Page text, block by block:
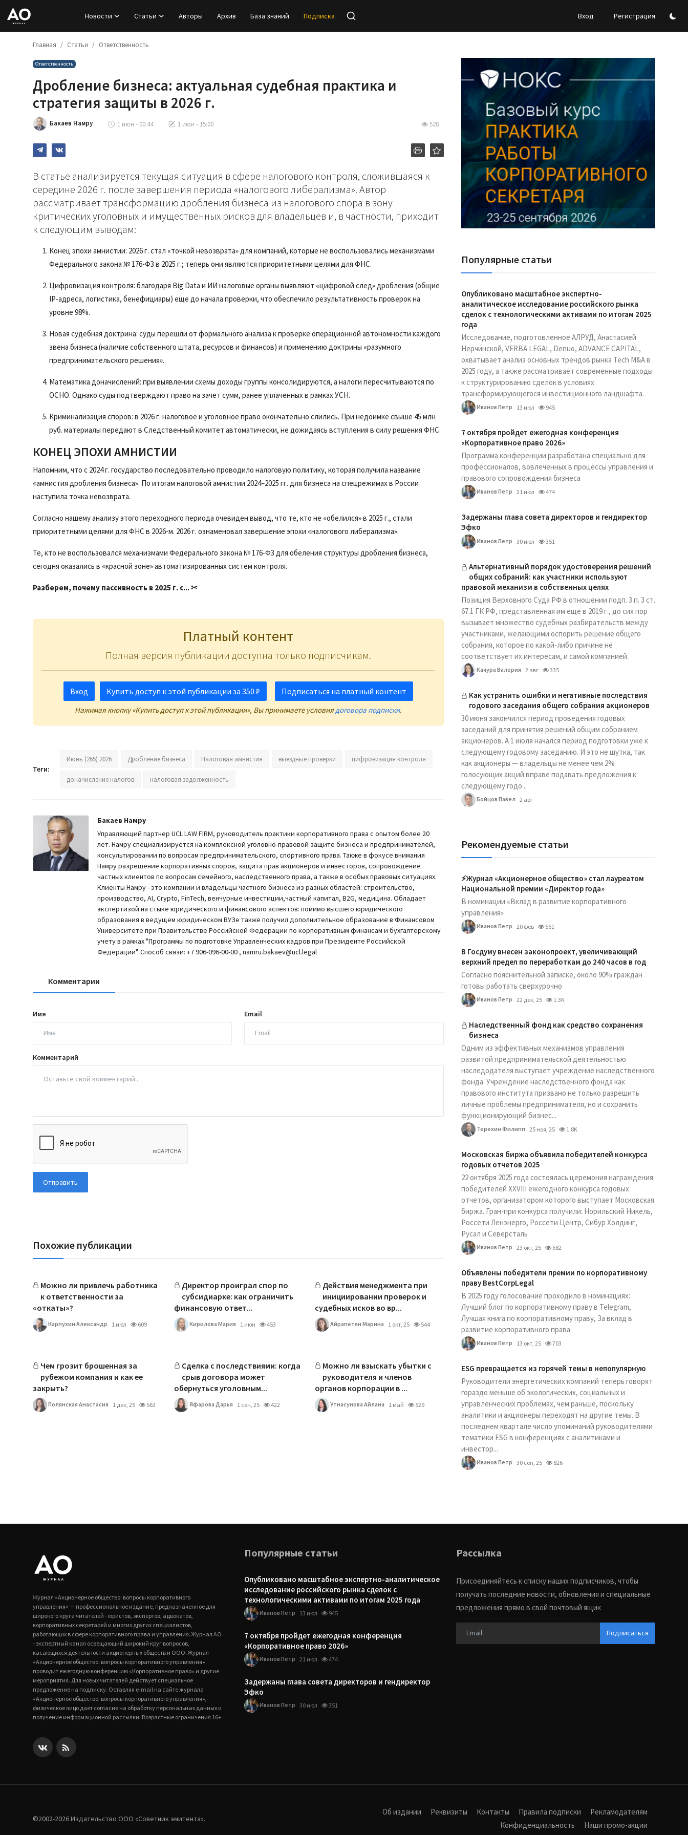
Новости Статьи Авторы Архив База знаний Подписка Вход Регистрация
Статьи
База знаний
Подписка
Главная Статьи Ответственность
Ответственность
Дробление бизнеса: актуальная судебная практика и
стратегия защиты в 2026 г.
Бакаев Намру 1 июн - 00:44 1 июн - 15:00 528
В статье анализируется текущая ситуация в сфере налогового контроля, сложившаяся к
середине 2026 г. после завершения периода «налогового либерализма». Автор
рассматривает трансформацию дробления бизнеса из налогового спора в зону
критических уголовных и имущественных рисков для владельцев и, в частности, приходит
к следующим выводам:
Конец эпохи амнистии: 2026 г. стал «точкой невозврата» для компаний, которые не воспользовались механизмами
Федерального закона № 176-ФЗ в 2025 г.; теперь они являются приоритетными целями для ФНС.
Цифровизация контроля: благодаря Big Data и ИИ налоговые органы выявляют «цифровой след» дробления (общие
IP-адреса, логистика, бенефициары) еще до начала проверки, что обеспечило результативность проверок на
уровне 98%.
Новая судебная доктрина: суды перешли от формального анализа к проверке операционной автономности каждого
звена бизнеса (наличие собственного штата, ресурсов и финансов) и применению доктрины «разумного
предпринимательского решения».
Математика доначислений: при выявлении схемы доходы группы консолидируются, а налоги пересчитываются по
ОСНО. Однако суды подтверждают право на зачет сумм, ранее уплаченных в рамках УСН.
Криминализация споров: в 2026 г. налоговое и уголовное право окончательно слились. При недоимке свыше 45 млн
руб. материалы передают в Следственный комитет автоматически, не дожидаясь вступления в силу решения ФНС.
КОНЕЦ ЭПОХИ АМНИСТИИ
Напомним, что с 2024 г. государство последовательно проводило налоговую политику, которая получила название
«амнистия дробления бизнеса». По итогам налоговой амнистии 2024–2025 гг. для бизнеса на спецрежимах в России
наступила точка невозврата.
Согласно нашему анализу этого переходного периода очевиден вывод, что те, кто не «обелился» в 2025 г., стали
приоритетными целями для ФНС в 2026-м. 2026 г. ознаменовал завершение эпохи «налогового либерализма».
Те, кто не воспользовался механизмами Федерального закона № 176-ФЗ для обеления структуры дробления бизнеса,
сегодня оказались в «красной зоне» автоматизированных систем контроля.
Разберем, почему пассивность в 2025 г. с... ✂
Платный контент
Полная версия публикации доступна только подписчикам.
Вход Купить доступ к этой публикации за 350 ₽ Подписаться на платный контент
Нажимая кнопку «Купить доступ к этой публикации», Вы принимаете условиядоговора подписки.
Теги:
Июнь (265) 2026 Дробление бизнеса Налоговая амнистия выездные проверки цифровизация контроля
доначисление налогов налоговая задолженность
Бакаев Намру
Управляющий партнер UCL LAW FIRM, руководитель практики корпоративного права с опытом более 20
лет. Намру специализируется на комплексной уголовно-правовой защите бизнеса и предпринимателей,
консультировании по вопросам предпринимательского, спортивного права. Также в фокусе внимания
Намру разрешение корпоративных споров, защита прав акционеров и инвесторов, сопровождение
частных клиентов по вопросам семейного, наследственного права, а также в особых правовых ситуациях.
Клиенты Намру - это компании и владельцы частного бизнеса из разных областей: строительство,
производство, AI, Crypto, FinTech, венчурные инвестиции,частный капитал, B2G, медицина. Обладает
экспертизой на стыке юридического и финансового аспектов: помимо высшего юридического
образования в ведущем юридическом ВУЗе также получил дополнительное образование в Финансовом
Университете при Правительстве Российской Федерации по корпоративным финансам и бухгалтерскому
учету в рамках "Программы по подготовке Управленческих кадров при Президенте Российской
Федерации". Способ связи: +7 906-096-00-00 , namru.bakaev@ucl.legal
Комментарии
Имя Email
Комментарий
Отправить
Похожие публикации
Можно ли привлечь работника
к ответственности за
«откаты»?
Карпухин Александр 1 июл 609
Директор проиграл спор по
субсидиарке: как ограничить
финансовую ответ...
Кирилова Мария 1 июн 453
Действия менеджмента при
инициировании проверок и
судебных исков во вр...
Айрапетян Марина 1 окт, 25 544
Чем грозит брошенная за
рубежом компания и как ее
закрыть?
Полянская Анастасия 1 дек, 25 563
Сделка с последствиями: когда
срыв договора может
обернуться уголовным...
Яфарова Дарья 1 сен, 25 422
Можно ли взыскать убытки с
руководителя и членов
органов корпорации в ...
Утнасунова Айлана 1 май 529
Реклама Ассоциации "НОКС", ИНН 7709980401, ERID:2SDnjdY5NTb
Популярные статьи
Опубликовано масштабное экспертно-
аналитическое исследование российского рынка
сделок с технологическими активами по итогам 2025
года
Исследование, подготовленное АЛРУД, Анастасией
Нерчинской, VERBA LEGAL, Denuo, ADVANCE CAPITAL,
охватывает анализ основных трендов рынка Tech M&A в
2025 году, а также рассматривает современные подходы
к структурированию сделок в условиях
трансформирующегося инвестиционного ландшафта.
Иванов Петр 13 июл 945
7 октября пройдет ежегодная конференция
«Корпоративное право 2026»
Программа конференции разработана специально для
профессионалов, вовлеченных в процессы управления и
правового сопровождения бизнеса
Иванов Петр 21 июл 474
Задержаны глава совета директоров и гендиректор
Эфко
Иванов Петр 30 июл 351
Альтернативный порядок удостоверения решений
общих собраний: как участники используют
правовой механизм в собственных целях
Позиция Верховного Суда РФ в отношении подп. 3 п. 3 ст.
67.1 ГК РФ, представленная им еще в 2019 г., до сих пор
вызывает множество судебных разбирательств между
участниками, желающими оспорить решение общего
собрания, которое по какой-либо причине не
соответствует их интересам, и самой компанией.
Качура Валерия 2 авг 335
Как устранить ошибки и негативные последствия
годового заседания общего собрания акционеров
30 июня закончился период проведения годовых
заседаний для принятия решений общим собранием
акционеров. А 1 июля начался период подготовки уже к
следующему годовому заседанию. И это не шутка, так
как акционеры — владельцы не менее чем 2%
голосующих акций вправе подавать предложения к
следующему годо...
Бойцов Павел 2 авг
Рекомендуемые статьи
⚡️Журнал «Акционерное общество» стал лауреатом
Национальной премии «Директор года»
В номинации «Вклад в развитие корпоративного
управления»
Иванов Петр 20 фев 561
В Госдуму внесен законопроект, увеличивающий
верхний предел по переработкам до 240 часов в год
Согласно пояснительной записке, около 90% граждан
готовы работать сверхурочно
Иванов Петр 22 дек, 25 1.3K
Наследственный фонд как средство сохранения
бизнеса
Одним из эффективных механизмов управления
развитой предпринимательской деятельностью
наследодателя выступает учреждение наследственного
фонда. Учреждение наследственного фонда как
правового института призвано не только разрешить
личные проблемы предпринимателя, но и сохранить
функционирующий бизнес...
Терехин Филипп 25 ноя, 25 1.8K
Московская биржа объявила победителей конкурса
годовых отчетов 2025
22 октября 2025 года состоялась церемония награждения
победителей XXVIII ежегодного конкурса годовых
отчетов, организатором которого выступает Московская
биржа. Гран-при конкурса получили: Норильский Никель,
Россети Ленэнерго, Россети Центр, Сибур Холдинг,
Русал и Северсталь
Иванов Петр 23 окт, 25 682
Объявлены победители премии по корпоративному
праву BestCorpLegal
В 2025 году голосование проходило в номинациях:
Лучший блог по корпоративному праву в Telegram,
Лучшая книга по корпоративному праву, За вклад в
развитие корпоративного права
Иванов Петр 13 окт, 25 703
ESG превращается из горячей темы в непопулярную
Руководители энергетических компаний теперь говорят
гораздо меньше об экологических, социальных и
управленческих проблемах, чем раньше, поскольку
аналитики и акционеры переходят на другие темы. В
последнем квартале число упоминаний руководителями
тематики ESG в конференциях с аналитиками и
инвестор...
Иванов Петр 30 сен, 25 826
Журнал «Акционерное общество: вопросы корпоративного
управления» — профессиональное издание, предназначенное для
широкого круга читателей - юристов, экспертов, адвокатов,
корпоративных секретарей и многих других специалистов,
работающих в сфере корпоративного права и управления. Журнал АО
- экспертный канал освещающий широкий круг вопросов,
касающихся деятельности акционерных обществ и ООО. Журнал
«Акционерное общество: вопросы корпоративного управления»
проводит ежегодную конференцию «Корпоративное право» и другие
мероприятия. Для новых читателей действует специальное
предложение на подписку. Оставляя e-mail на сайте журнала
«Акционерное общество: вопросы корпоративного управления»,
физическое лицо дает согласие на обработку персональных данных и
получение информационной рассылки. Возрастные ограничения 16+
Популярные статьи
Опубликовано масштабное экспертно-аналитическое
исследование российского рынка сделок с
технологическими активами по итогам 2025 года
Иванов Петр 13 июл 945
7 октября пройдет ежегодная конференция
«Корпоративное право 2026»
Иванов Петр 21 июл 474
Задержаны глава совета директоров и гендиректор
Эфко
Иванов Петр 30 июл 351
Рассылка
Присоединяйтесь к списку наших подписчиков, чтобы
получать последние новости, обновления и специальные
предложения прямо в свой почтовый ящик
Подписаться
©2002-2026 Издательство ООО «‎Советник эмитента».
Об издании Реквизиты Контакты Правила подписки
Рекламодателям
Конфиденциальность
Наши промо-акции